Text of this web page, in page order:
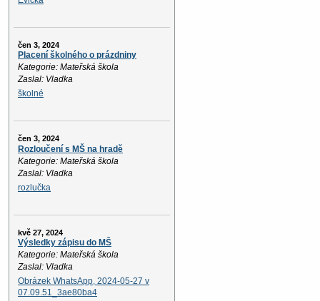
čen 3, 2024
Placení školného o prázdniny
Kategorie: Mateřská škola
Zaslal: Vladka
školné
čen 3, 2024
Rozloučení s MŠ na hradě
Kategorie: Mateřská škola
Zaslal: Vladka
rozlučka
kvě 27, 2024
Výsledky zápisu do MŠ
Kategorie: Mateřská škola
Zaslal: Vladka
Obrázek WhatsApp, 2024-05-27 v
07.09.51_3ae80ba4